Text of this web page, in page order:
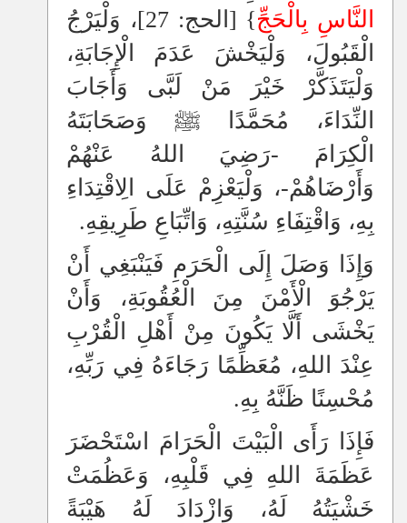
النَّاسِ بِالْحَجِّ
} [الحج: 27]، وَلْيَرْجُ
الْقَبُولَ، وَلْيَخْشَ عَدَمَ الْإِجَابَةِ،
وَلْيَتَذَكَّرْ خَيْرَ مَنْ لَبَّى وَأَجَابَ
النِّدَاءَ، مُحَمَّدًا ﷺ وَصَحَابَتَهُ
الْكِرَامَ -رَضِيَ اللهُ عَنْهُمْ
وَأَرْضَاهُمْ-، وَلْيَعْزِمْ عَلَى الِاقْتِدَاءِ
بِهِ، وَاقْتِفَاءِ سُنَّتِهِ، وَاتِّبَاعِ طَرِيقِهِ.
وَإِذَا وَصَلَ إِلَى الْحَرَمِ فَيَنْبَغِي أَنْ
يَرْجُوَ الْأَمْنَ مِنَ الْعُقُوبَةِ، وَأَنْ
يَخْشَى أَلَّا يَكُونَ مِنْ أَهْلِ الْقُرْبِ
عِنْدَ اللهِ، مُعَظِّمًا رَجَاءَهُ فِي رَبِّهِ،
مُحْسِنًا ظَنَّهُ بِهِ.
فَإِذَا رَأَى الْبَيْتَ الْحَرَامَ اسْتَحْضَرَ
عَظَمَةَ اللهِ فِي قَلْبِهِ، وَعَظُمَتْ
خَشْيَتُهُ لَهُ، وَازْدَادَ لَهُ هَيْبَةً